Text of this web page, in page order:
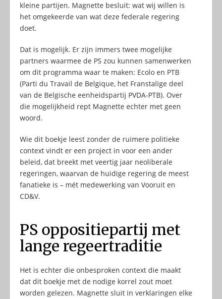
kleine partijen. Magnette besluit: wat wij willen is
het omgekeerde van wat deze federale regering
doet.
Dat is mogelijk. Er zijn immers twee mogelijke
partners waarmee de PS zou kunnen samenwerken
om dit programma waar te maken: Ecolo en PTB
(Parti du Travail de Belgique, het Franstalige deel
van de Belgische eenheidspartij PVDA-PTB). Over
die mogelijkheid rept Magnette echter met geen
woord.
Wie dit boekje leest zonder de ruimere politieke
context vindt er een project in voor een ander
beleid, dat breekt met veertig jaar neoliberale
regeringen, waarvan de huidige regering de meest
fanatieke is – mét medewerking van Vooruit en
CD&V.
PS oppositiepartij met
lange regeertraditie
Het is echter die onbesproken context die maakt
dat dit boekje met de nodige korrel zout moet
worden gelezen. Magnette sluit in verklaringen elke